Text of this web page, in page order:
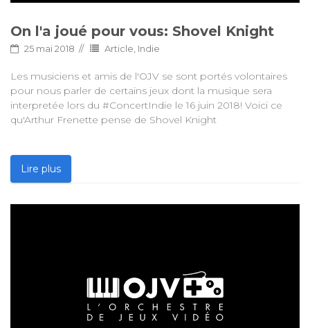
On l'a joué pour vous: Shovel Knight
25 mai 2018 Article, Indie
Les musiciens et amis de l'OJV se sont portés volontaires
pour nous parler de certains jeux dont la musique sera
interpretée lors du #ConcertIndie le 16 juin 2018! Voici ce
qu'Arthur Frenette pense de Shovel Knight
Lire plus